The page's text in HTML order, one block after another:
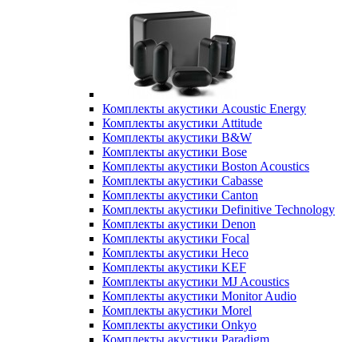
Комплекты акустики Acoustic Energy
Комплекты акустики Attitude
Комплекты акустики B&W
Комплекты акустики Bose
Комплекты акустики Boston Acoustics
Комплекты акустики Cabasse
Комплекты акустики Canton
Комплекты акустики Definitive Technology
Комплекты акустики Denon
Комплекты акустики Focal
Комплекты акустики Heco
Комплекты акустики KEF
Комплекты акустики MJ Acoustics
Комплекты акустики Monitor Audio
Комплекты акустики Morel
Комплекты акустики Onkyo